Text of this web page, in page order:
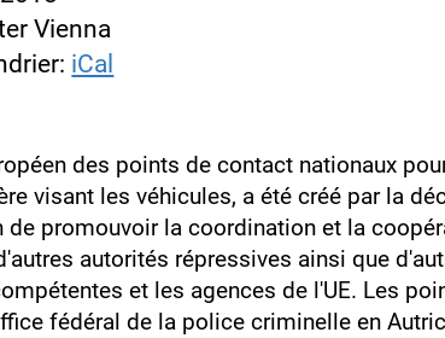
Vienna
iCal
des points de contact nationaux
visant les véhicules, a été créé par la
de promouvoir la coordination et la
autorités répressives ainsi que
et les agences de l'UE. Les
fédéral de la police criminelle en